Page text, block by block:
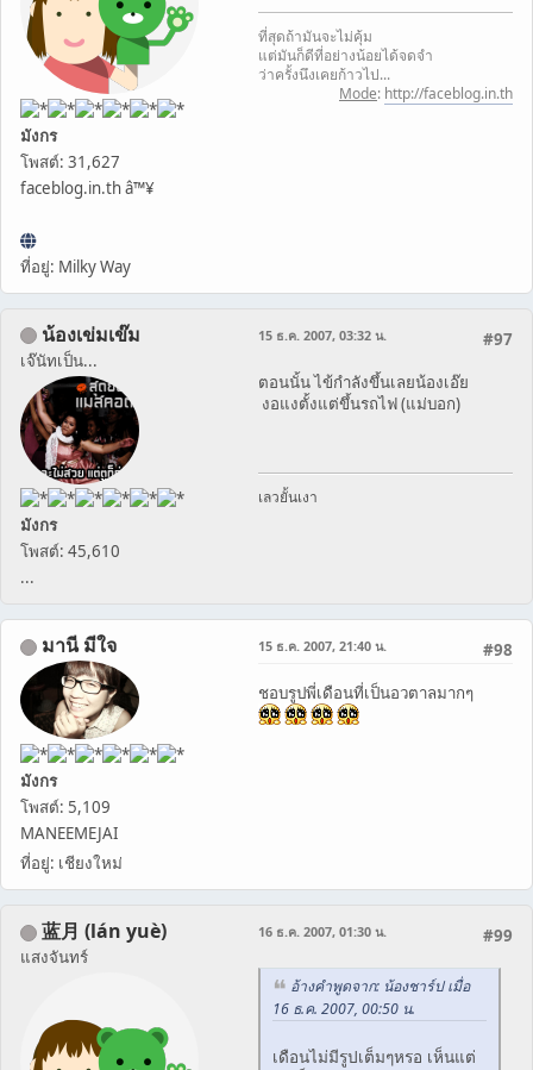
มังกร
โพสต์: 31,627
faceblog.in.th â™¥
ที่อยู่: Milky Way
ที่สุดถ้ามันจะไม่คุ้ม
แต่มันก็ดีที่อย่างน้อยได้จดจำ
ว่าครั้งนึงเคยก้าวไป...
Mode: http://faceblog.in.th
น้องเข่มเข๊ม
เจ๊นัทเป็น...
มังกร
โพสต์: 45,610
...
#97
15 ธ.ค. 2007, 03:32 น.
ตอนนั้น ไข้กำลังขึ้นเลยน้องเอ๊ย
งอแงตั้งแต่ขึ้นรถไฟ (แม่บอก)
เลวยั้นเงา
มานี มีใจ
มังกร
โพสต์: 5,109
MANEEMEJAI
ที่อยู่: เชียงใหม่
#98
15 ธ.ค. 2007, 21:40 น.
ชอบรูปพี่เดือนที่เป็นอวตาลมากๆ
蓝月 (lán yuè)
แสงจันทร์
#99
16 ธ.ค. 2007, 01:30 น.
อ้างคำพูดจาก: น้องชาร์ป เมื่อ
16 ธ.ค. 2007, 00:50 น.
เดือนไม่มีรูปเต็มๆหรอ เห็นแต่